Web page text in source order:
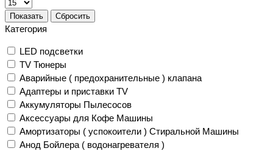
Показать Сбросить
Категория
LED подсветки
TV Тюнеры
Аварийные ( предохранительные ) клапана
Адаптеры и приставки TV
Аккумуляторы Пылесосов
Аксессуары для Кофе Машины
Амортизаторы ( успокоители ) Стиральной Машины
Анод Бойлера ( водонагревателя )